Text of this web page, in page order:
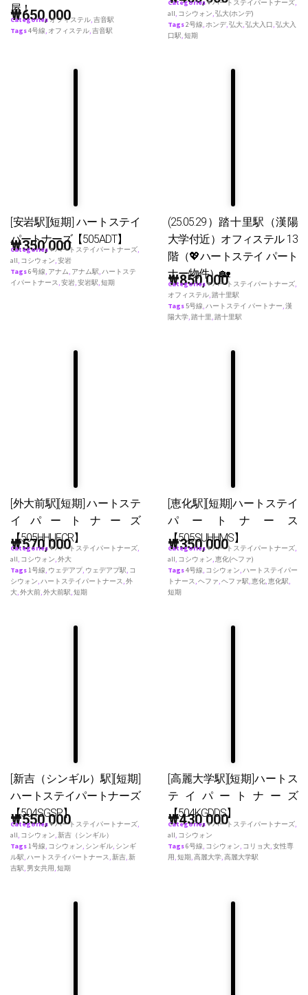
屋！
₩650,000
Categoriesオフィステル,吉音駅
Tags4号線, オフィステル,吉音駅
Categories♥ ハートステイパートナーズ,
all, コシウォン,弘大(ホンデ)
Tags2号線,ホンデ,弘大,弘大入口,弘大入
口駅,短期
[安岩駅][短期] ハートステイ
パートナーズ【505ADT】
₩350,000
Categories♥ ハートステイパートナーズ,
all, コシウォン,安岩
Tags6号線, アナム, アナム駅,ハートステ
イパートナース,安岩,安岩駅,短期
(25.05.29）踏十里駅（漢陽
大学付近）オフィステル 13
階（💖ハートステイ パート
ナー物件）🏡
₩850,000
Categories♥ ハートステイパートナーズ,
オフィステル,踏十里駅
Tags 5号線,ハートステイ パートナー,漢
陽大学,踏十里,踏十里駅
[外大前駅][短期] ハートステ
イパートナーズ
【505HHUFCR】
₩570,000
Categories♥ ハートステイパートナーズ,
all, コシウォン,外大
Tags1号線, ウェデアプ, ウェデアプ駅, コ
シウォン,ハートステイパートナース,外
大,外大前,外大前駅,短期
[恵化駅][短期]ハートステイ
パートナース
【505SUHHMS】
₩350,000
Categories♥ ハートステイパートナーズ,
all, コシウォン,恵化(ヘファ)
Tags4号線, コシウォン,ハートステイパー
トナース,ヘファ,ヘファ駅,恵化,恵化駅,
短期
[新吉（シンギル）駅][短期]
ハートステイパートナーズ
【504SGSP】
₩550,000
Categories♥ ハートステイパートナーズ,
all, コシウォン,新吉（シンギル）
Tags1号線, コシウォン, シンギル, シンギ
ル駅,ハートステイパートナース,新吉,新
吉駅, 男女共用,短期
[高麗大学駅][短期]ハートス
テイパートナーズ
【504KGDDS】
₩430,000
Categories♥ ハートステイパートナーズ,
all, コシウォン
Tags6号線, コシウォン, コリョ大,女性専
用,短期,高麗大学,高麗大学駅